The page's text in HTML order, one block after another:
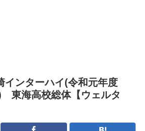
インターハイ(令和元年度
東海高校総体【ウェルタ